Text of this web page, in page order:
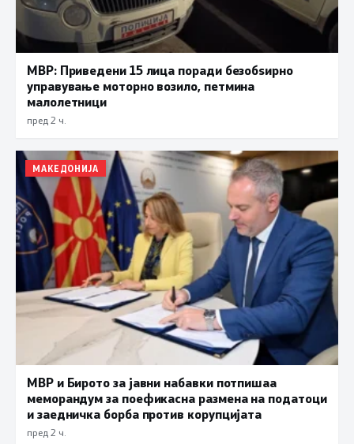
МВР: Приведени 15 лица поради безобѕирно
управување моторно возило, петмина
малолетници
пред 2 ч.
МАКЕДОНИЈА
МВР и Бирото за јавни набавки потпишаа
меморандум за поефикасна размена на податоци
и заедничка борба против корупцијата
пред 2 ч.